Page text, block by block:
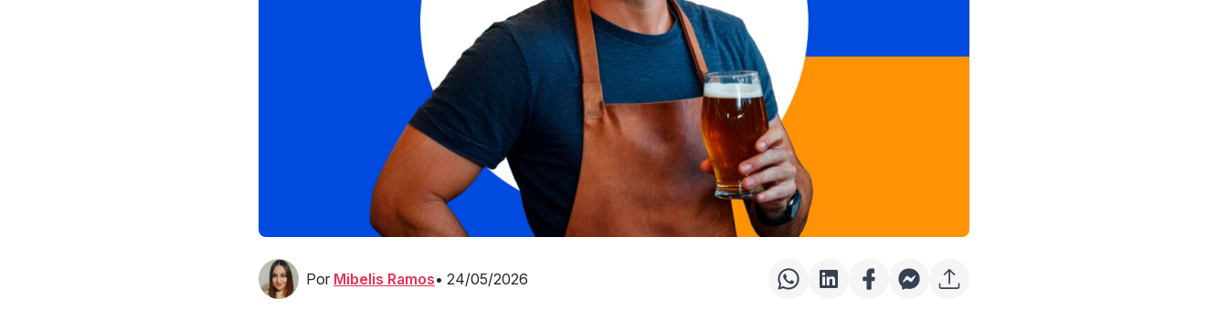
Por Mibelis Ramos• 24/05/2026